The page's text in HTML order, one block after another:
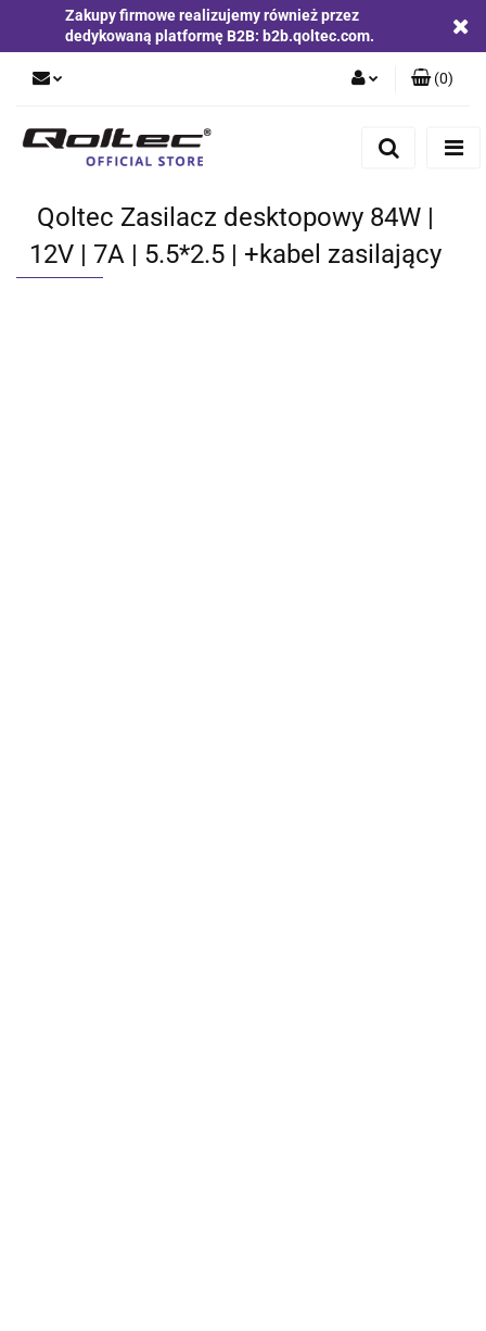
Zakupy firmowe realizujemy również przez
dedykowaną platformę B2B: b2b.qoltec.com.
Zgody cookies
(0)
Qoltec Zasilacz desktopowy 84W |
12V | 7A | 5.5*2.5 | +kabel zasilający